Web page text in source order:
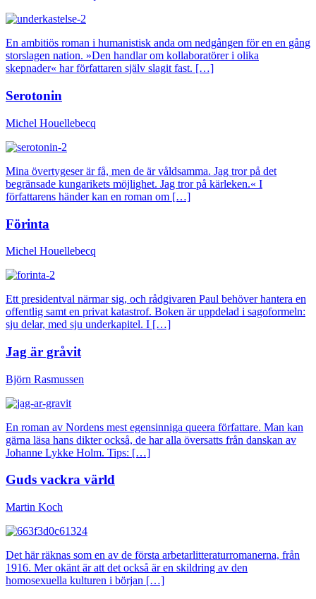
En ambitiös roman i humanistisk anda om nedgången för en en gång
storslagen nation. »Den handlar om kollaboratörer i olika
skepnader« har författaren själv slagit fast. […]
Serotonin
Michel Houellebecq
Mina övertygeser är få, men de är våldsamma. Jag tror på det
begränsade kungarikets möjlighet. Jag tror på kärleken.« I
författarens händer kan en roman om […]
Förinta
Michel Houellebecq
Ett presidentval närmar sig, och rådgivaren Paul behöver hantera en
offentlig samt en privat katastrof. Boken är uppdelad i sagoformeln:
sju delar, med sju underkapitel. I […]
Jag är gråvit
Björn Rasmussen
En roman av Nordens mest egensinniga queera författare. Man kan
gärna läsa hans dikter också, de har alla översatts från danskan av
Johanne Lykke Holm. Tips: […]
Guds vackra värld
Martin Koch
Det här räknas som en av de första arbetarlitteraturromanerna, från
1916. Mer okänt är att det också är en skildring av den
homosexuella kulturen i början […]